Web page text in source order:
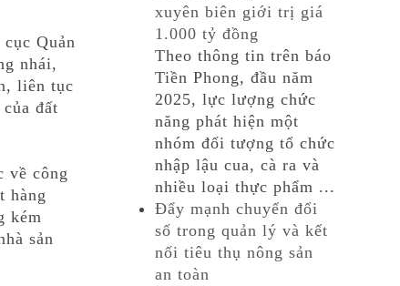
Quản
nhái,
liên tục
đất
về công
hàng
kém
sản
xuyên biên giới trị giá
1.000 tỷ đồng
Theo thông tin trên báo
Tiền Phong, đầu năm
2025, lực lượng chức
năng phát hiện một
nhóm đối tượng tổ chức
nhập lậu cua, cà ra và
nhiều loại thực phẩm ...
Đẩy mạnh chuyển đổi
số trong quản lý và kết
nối tiêu thụ nông sản
an toàn